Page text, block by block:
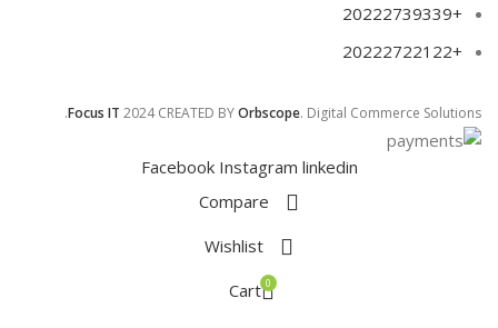
+20222739339
+20222722122
Focus IT 2024 CREATED BYOrbscope. Digital Commerce Solutions.
Facebook Instagram linkedin
Compare
Wishlist
0
Cart